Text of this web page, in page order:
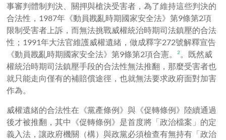
事審判體制判決、關押與槍決受害者，為了維持這些判決的
合法性， 1987年《動員戡亂時期國家安全法》第9條第2項
限制受害者上訴，而無法挑戰威權統治時期司法鎮壓的合法
性； 1991年大法官維護威權遺緒，做成釋字272號解釋宣告
《動員戡亂時期國家安全法》第9條第2項合憲。2
既然威
權統治時期司法鎮壓手段的合法性無法推翻，那麼受害者也
就只能走向僅有的補賠償途徑，也就無法要求政府面對加害
作為。
威權遺緒的合法性在《黨產條例》與《促轉條例》陸續通過
後才被推翻，其中《促轉條例》是首度將「政治檔案」的定
義入法，讓政府機關（構）與政黨必須檢查有無持有「政治